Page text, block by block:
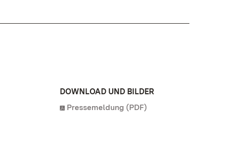
DOWNLOAD UND BILDER
Pressemeldung (PDF)